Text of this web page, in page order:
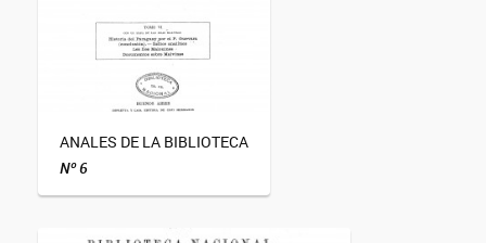
ANALES DE LA BIBLIOTECA
Nº 6